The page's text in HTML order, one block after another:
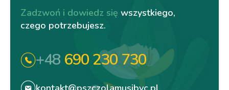
Zadzwoń i dowiedz się wszystkiego,
czego potrzebujesz.
+48 690 230 730